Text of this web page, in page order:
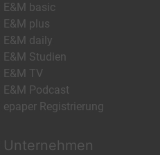
E&M basic
E&M plus
E&M daily
E&M Studien
E&M TV
E&M Podcast
epaper Registrierung
Unternehmen